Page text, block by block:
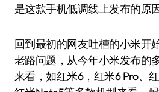
是这款手机低调线上发布的原因
回到最初的网友吐槽的小米开
老路问题，从今年小米发布的
来看，如红米6，红米6 Pro、红